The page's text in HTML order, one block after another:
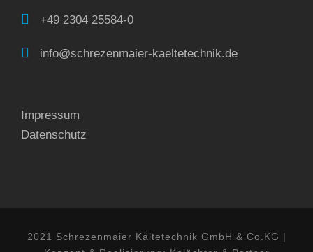
+49 2304 25584-0
info@schrezenmaier-kaeltetechnik.de
Impressum
Datenschutz
2021 Schrezenmaier Kältetechnik GmbH & Co.KG |